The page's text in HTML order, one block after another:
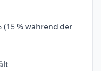
(15 % während der